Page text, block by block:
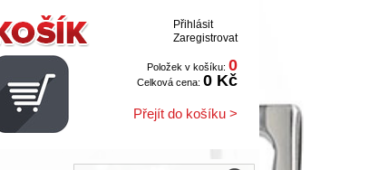
Přihlásit
Zaregistrovat
Položek v košíku: 0
Celková cena: 0 Kč
Přejít do košíku >